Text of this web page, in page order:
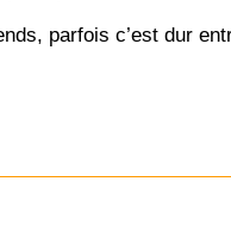
parfois c’est dur